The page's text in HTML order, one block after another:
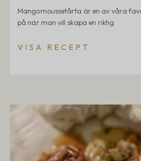
Mangomoussetårta är en av våra
på när man vill skapa en riktig
VISA RECEPT